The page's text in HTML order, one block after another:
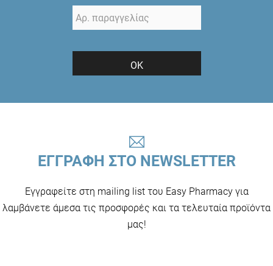
ΟΚ
ΕΓΓΡΑΦΗ ΣΤΟ NEWSLETTER
Εγγραφείτε στη mailing list του Easy Pharmacy για
λαμβάνετε άμεσα τις προσφορές και τα τελευταία προϊόντα
μας!